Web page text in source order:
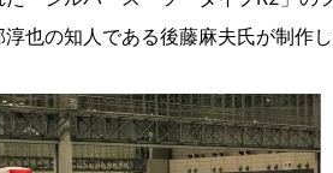
也の知人である後藤麻夫氏が制作